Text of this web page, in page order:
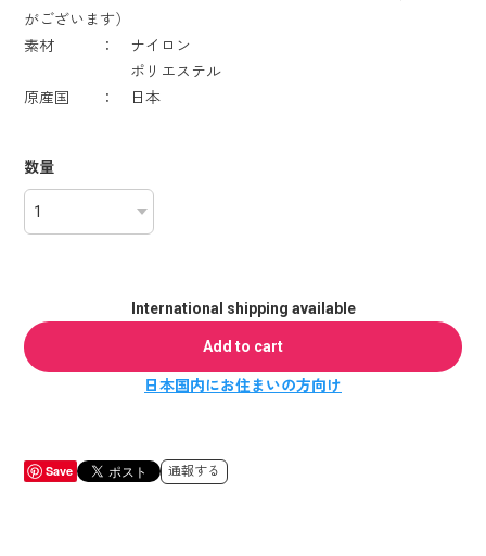
がございます）
素材 ： ナイロン
ポリエステル
原産国 ： 日本
数量
International shipping available
Add to cart
日本国内にお住まいの方向け
Save 通報する